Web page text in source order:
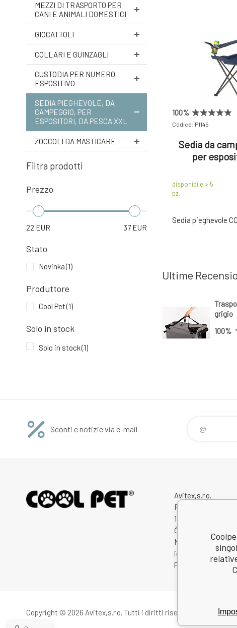
MEZZI DI TRASPORTO PER
CANI E ANIMALI DOMESTICI
GIOCATTOLI
COLLARI E GUINZAGLI
CUSTODIA PER NUMERO
ESPOSITIVO
SEDIA PIEGHEVOLE, DA
CAMPEGGIO, PER
ESPOSITORI, DA PESCA XXL
ZOCCOLI DA MASTICARE
Filtra prodotti
Prezzo
22 EUR 37EUR
Stato
Novinka(1)
Produttore
Cool Pet(1)
Solo in stock
Solo in stock(1)
100%
Codice: P1145
Sedia da
per
disponibile > 5
pz.
Sedia pieghevole
Ultime
grigio
100%
Sconti e notizie via e-mail
Avitex,s.r.o.
Rybná 716/24
11000 Praha 1
Česká Republika
Numero di
identificazione:
Partita IVA:
Copyright © 2026 Avitex,s.r.o. Tutti i diritti riservati.